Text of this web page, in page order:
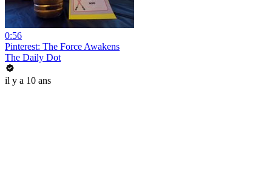
0:56
Pinterest: The Force Awakens
The Daily Dot
il y a 10 ans